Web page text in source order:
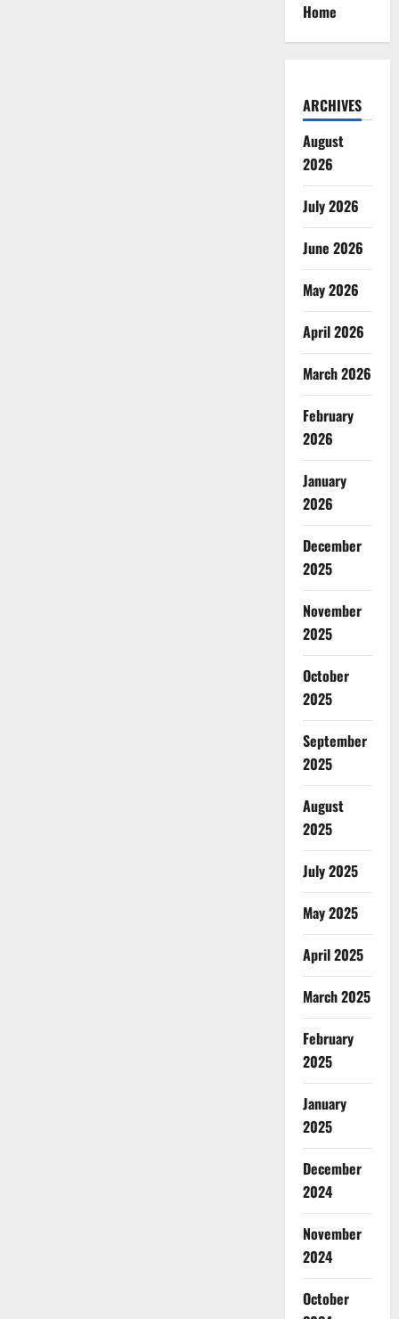
Home
ARCHIVES
August
2026
July 2026
June 2026
May 2026
April 2026
March 2026
February
2026
January
2026
December
2025
November
2025
October
2025
September
2025
August
2025
July 2025
May 2025
April 2025
March 2025
February
2025
January
2025
December
2024
November
2024
October